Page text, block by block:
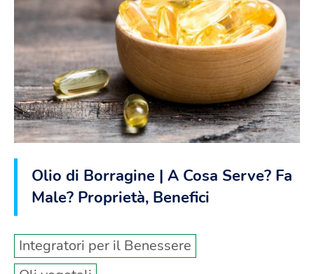
Olio di Borragine | A Cosa Serve? Fa
Male? Proprietà, Benefici
Integratori per il Benessere